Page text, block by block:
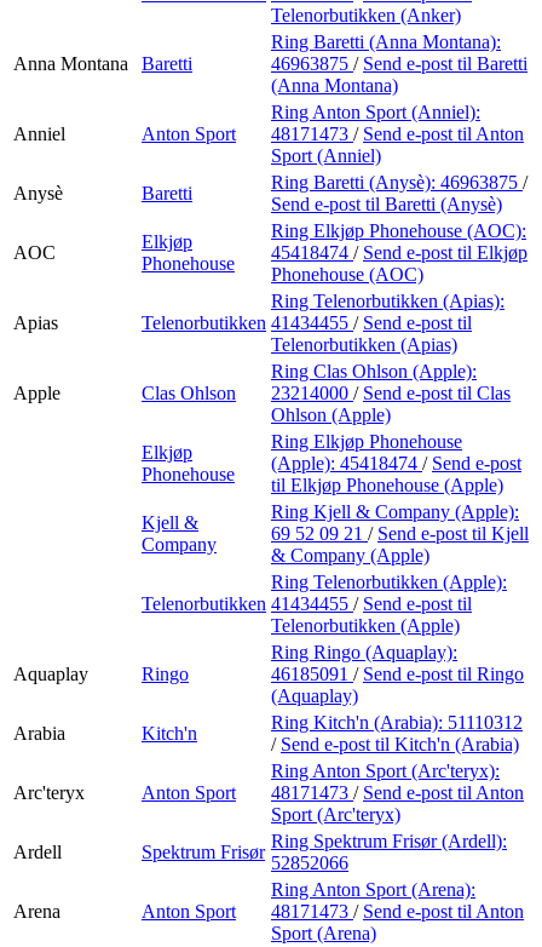
Telenorbutikken (Anker)
Anna Montana Baretti
Ring Baretti (Anna Montana):
46963875 / Send e-post til Baretti
(Anna Montana)
Anniel Anton Sport
Ring Anton Sport (Anniel):
48171473 / Send e-post til Anton
Sport (Anniel)
Anysè
Baretti
Ring Baretti (Anysè): 46963875 /
Send e-post til Baretti (Anysè)
AOC
Elkjøp
Phonehouse
Ring Elkjøp Phonehouse (AOC):
45418474 / Send e-post til Elkjøp
Phonehouse (AOC)
Apias Telenorbutikken
Ring Telenorbutikken (Apias):
41434455 / Send e-post til
Telenorbutikken (Apias)
Apple Clas Ohlson
Ring Clas Ohlson (Apple):
23214000 / Send e-post til Clas
Ohlson (Apple)
Elkjøp
Phonehouse
Ring Elkjøp Phonehouse
(Apple): 45418474 / Send e-post
til Elkjøp Phonehouse (Apple)
Kjell &
Company
Ring Kjell & Company (Apple):
69 52 09 21 / Send e-post til Kjell
& Company (Apple)
Telenorbutikken
Ring Telenorbutikken (Apple):
41434455 / Send e-post til
Telenorbutikken (Apple)
Aquaplay Ringo
Ring Ringo (Aquaplay):
46185091 / Send e-post til Ringo
(Aquaplay)
Arabia
Kitch'n
Ring Kitch'n (Arabia): 51110312
/ Send e-post til Kitch'n (Arabia)
Arc'teryx Anton Sport
Ring Anton Sport (Arc'teryx):
48171473 / Send e-post til Anton
Sport (Arc'teryx)
Ardell
Spektrum Frisør
Ring Spektrum Frisør (Ardell):
52852066
Arena Anton Sport
Ring Anton Sport (Arena):
48171473 / Send e-post til Anton
Sport (Arena)